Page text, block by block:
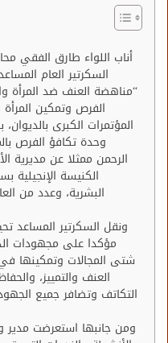
أناب اللواء طارق الفقي
السكرتير العام
“مناهضة العنف ضد المرأة
الفرص وتمكين
المؤتمرات الكبرى
وحدة تكافؤ الفرص
الرحمن ممثلا عن
الكنيسة الإنجيلية
البشرية، وعدد من
ونقل السكرتير المساعد
مؤكدا على مجهودات
شتى المجالات وتمكينها
العنف والتمييز،
التكاتف وتضافر جميع
ومن جانبها استعرضت مدير